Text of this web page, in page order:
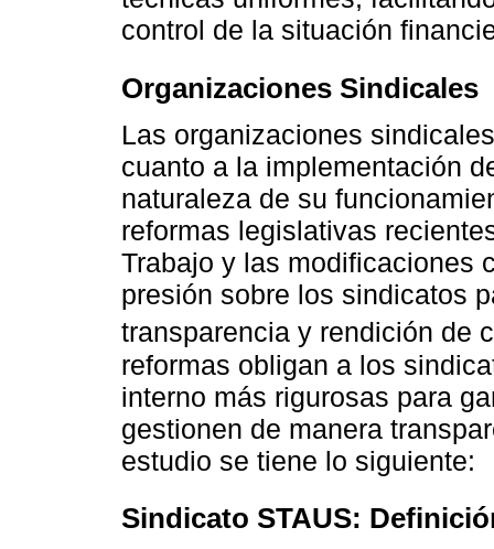
control de la situación
Organizaciones Sindicales
Las organizaciones
cuanto a la implementación
naturaleza de su
reformas legislativas
Trabajo y las modificaciones
presión sobre los sindicatos
transparencia y rendición de
reformas obligan a los
interno más rigurosas para
gestionen de manera
estudio se tiene lo siguiente:
Sindicato STAUS: